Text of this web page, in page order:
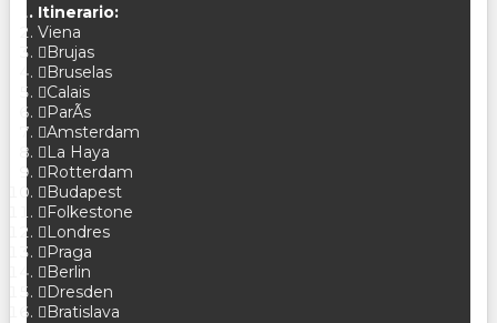
Itinerario:
Viena
Brujas
Bruselas
Calais
ParÃ­s
Amsterdam
La Haya
Rotterdam
Budapest
Folkestone
Londres
Praga
Berlin
Dresden
Bratislava